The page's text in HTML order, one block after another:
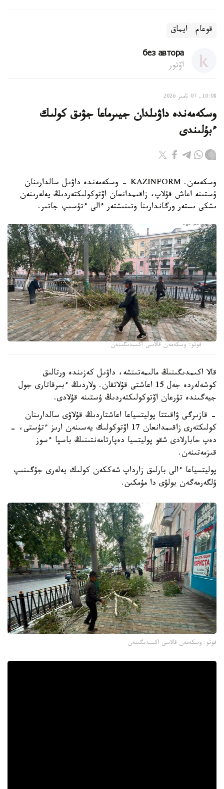
قوعام ايماق
без автора
اۆتور
10:08, 07 تامىز 2026
وسكەمەندە داۋىلدان جيىرماعا جۋىق كولىك
ءبۇلىندى
وسكەمەن. KAZINFORM - وسكەمەندە داۋىل سالدارىنان
ۇستىنە اعاش قۇلاپ، زاقىمدانعان اۆتوكولىكتەردىڭ يەلەرىنەن
ىشكى ىستەر ورگاندارىنا وتىنىشتەر ءالى ءتۇسىپ جاتىر.
فوتو: وسكەمەن قالاسى اكىمدىگىنەن
قالا اكىمدىگىنىڭ مالىمەتىنشە، داۋىل كەزىندە ورتالىق
كوشەلەردە جەل 15 اعاشتى قۇلاتقان. ولاردىڭ ءبىرقاتارى جول
جيەگىندە تۇرعان اۆتوكولىكتەردىڭ ۇستىنە قۇلادى.
- قازىرگى ۋاقىتتا پوليتسياعا اعاشتاردىڭ قۇلاۋى سالدارىنان
كولىكتەرى زاقىمدانعان 17 اۆتوكولىك يەسىنەن ارىز ءتۇستى، -
دەپ حابارلادى شقو پوليتسيا دەپارتامەنتىنىڭ باسپا ءسوز
قىزمەتىنەن.
پوليتسياعا ءالى بارلىق زارداپ شەككەن كولىك يەلەرى جۇگىنىپ
ۇلگەرمەگەن بولۋى دا مۇمكىن.
فوتو: وسكەمەن قالاسى اكىمدىگىنەن